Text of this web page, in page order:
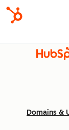
Domains &